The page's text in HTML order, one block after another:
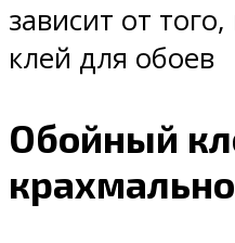
зависит от
клей для обоев
Обойный